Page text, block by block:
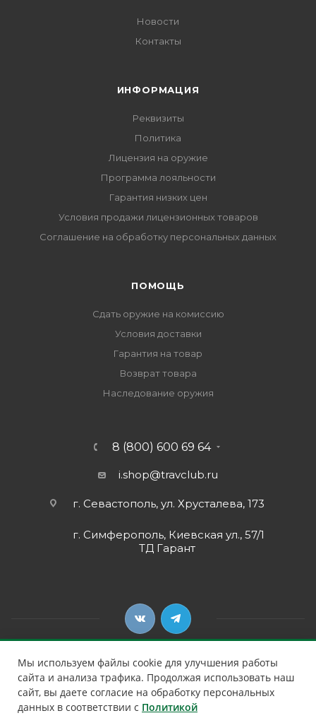
Новости
Контакты
ИНФОРМАЦИЯ
Реквизиты
Политика
Лицензия на оружие
Программа лояльности
Гарантия низких цен
Условия продажи лицензионных товаров
Соглашение на обработку персональных данных
ПОМОЩЬ
Сдать оружие на комиссию
Условия доставки
Гарантия на товар
Возврат товара
Наследование оружия
8 (800) 600 69 64
i.shop@travclub.ru
г. Севастополь, ул. Хрусталева, 173
г. Симферополь, Киевская ул., 57/1
ТД Гарант
2026 © Клуб Путешественников
Мы используем файлы cookie для улучшения работы
сайта и анализа трафика. Продолжая использовать наш
сайт, вы даете согласие на обработку персональных
данных в соответствии с Политикой